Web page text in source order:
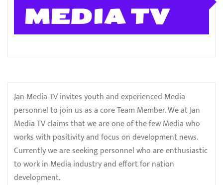
MEDIA TV
Jan Media TV invites youth and experienced Media
personnel to join us as a core Team Member. We at Jan
Media TV claims that we are one of the few Media who
works with positivity and focus on development news.
Currently we are seeking personnel who are enthusiastic
to work in Media industry and effort for nation
development.